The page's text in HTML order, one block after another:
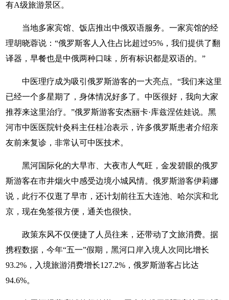
有A级旅游景区。
当地多家宾馆、饭店推出中俄双语服务。一家宾馆的经
理胡晓蓉说：“俄罗斯客人入住占比超过95%，我们提供了翻
译器，早餐也是中俄两种口味，所有标识都是双语的。”
中医理疗成为吸引俄罗斯游客的一大亮点。“我们来这里
已经一个多星期了，身体情况好多了。中医很好，我向大家
推荐来这里治疗。”俄罗斯游客安杰丽卡·库兹涅佐娃说。黑
河市中医医院针灸科主任桂冶表示，许多俄罗斯患者介绍亲
友前来复诊，非常认可中医技术。
黑河国际化的大早市、大夜市人气旺，金发碧眼的俄罗
斯游客在市井烟火中感受边境小城风情。俄罗斯游客伊莉娜
说，此行不仅逛了早市，还计划前往五大连池、哈尔滨和北
京，现在免签很方便，通关也很快。
政策东风不仅便捷了人员往来，还带动了文旅消费。据
携程数据，今年“五一”假期，黑河口岸入境人次同比增长
93.2%，入境旅游消费增长127.2%，俄罗斯游客占比达
94.6%。